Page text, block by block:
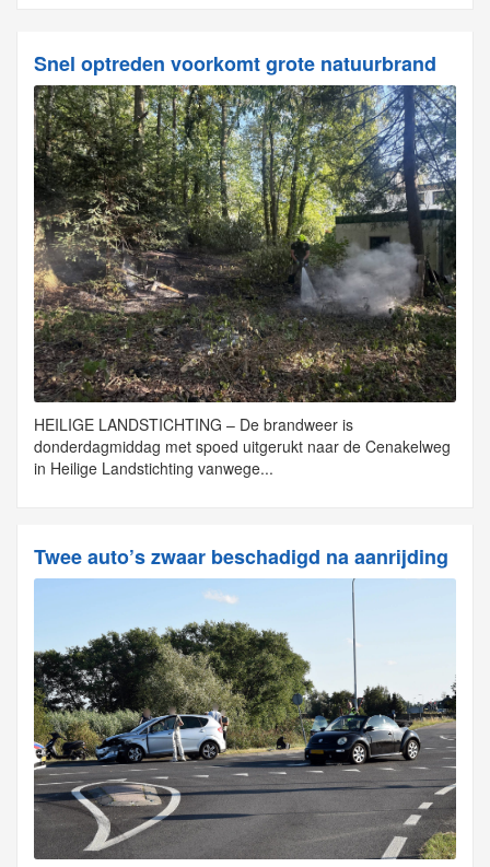
Snel optreden voorkomt grote natuurbrand
HEILIGE LANDSTICHTING – De brandweer is
donderdagmiddag met spoed uitgerukt naar de Cenakelweg
in Heilige Landstichting vanwege...
Twee auto’s zwaar beschadigd na aanrijding